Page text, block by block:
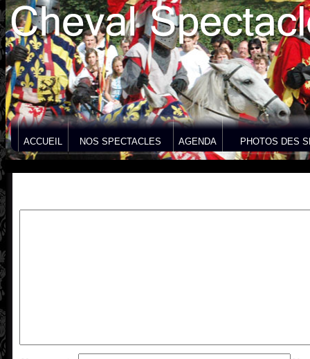
ACCUEIL NOS SPECTACLES AGENDA PHOTOS DES